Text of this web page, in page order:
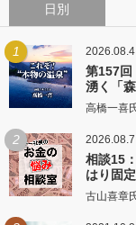
日別
1 2026.08.4
第157
湧く「
高橋一喜
2 2026.08.7
相談15
はり固
古山喜章